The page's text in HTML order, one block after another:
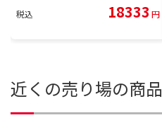
税込 18333 円
近くの売り場の商品